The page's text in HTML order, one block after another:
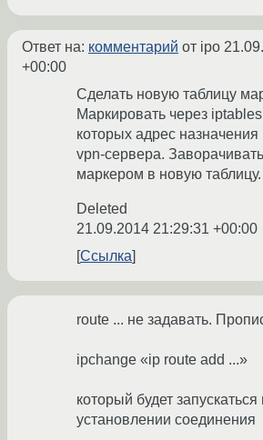
Ответ на: комментарий от ipo
+00:00
Сделать новую таблицу
Маркировать через
которых адрес назначения
vpn-сервера.
маркером в новую таблицу.
Deleted
21.09.2014 21:29:31 +00:00
Ссылка
route ... не задавать.
ipchange «ip route add ...»
который будет запускаться
установлении соединения